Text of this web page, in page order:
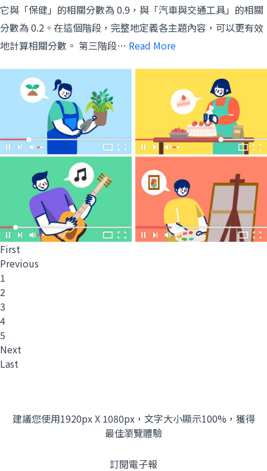
它與「保健」的相關分數為 0.9，與「汽車與交通工具」的相關
分數為 0.2。在這個階段，完整地定義各主題內容，可以更有效
地計算相關分數。 第三階段… Read More
First
Previous
1
2
3
4
5
Next
Last
建議您使用1920px X 1080px，文字大小顯示100%，獲得
最佳瀏覽體驗
訂閱電子報